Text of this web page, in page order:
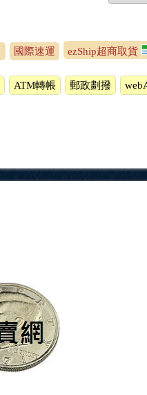
國際速運 ezShip超商取貨
ATM轉帳 郵政劃撥